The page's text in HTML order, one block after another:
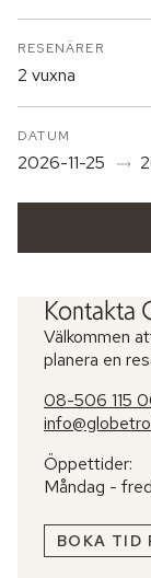
DATUM
2026-11-25
RESENÄRER
2 vuxna
Kontakta
Välkommen
planera en
08-506 115
Öppettider:
Måndag -
BOKA TID